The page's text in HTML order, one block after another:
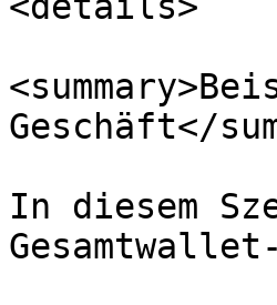
Geschäft</
In diesem